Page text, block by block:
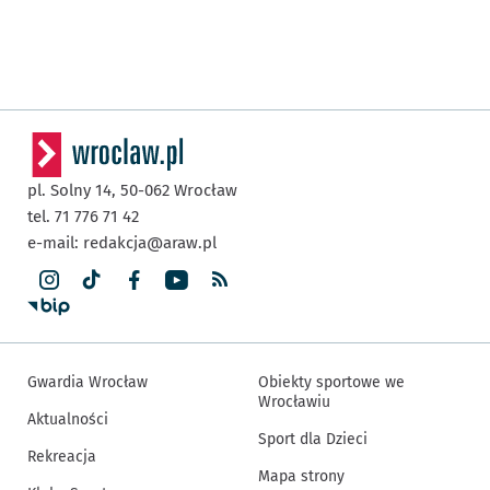
pl. Solny 14, 50-062 Wrocław
tel. 71 776 71 42
e-mail: redakcja@araw.pl
Gwardia Wrocław
Aktualności
Rekreacja
Obiekty sportowe we
Wrocławiu
Sport dla Dzieci
Mapa strony